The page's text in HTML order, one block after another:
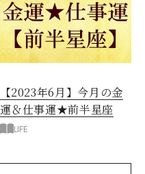
【2023年6月】今月の金
運＆仕事運★前半星座
LIFE